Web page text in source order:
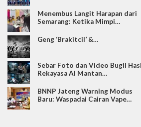
Menembus Langit Harapan dari
Semarang: Ketika Mimpi…
Geng ‘Brakitcil’ &…
Sebar Foto dan Video Bugil
Rekayasa AI Mantan…
BNNP Jateng Warning Modus
Baru: Waspadai Cairan Vape…